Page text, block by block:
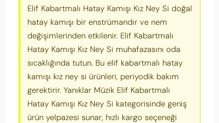
Elif Kabartmalı Hatay Kamışı Kız Ney Si doğal
hatay kamışı bir enstrümandır ve nem
değişimlerinden etkilenir. Elif Kabartmalı
Hatay Kamışı Kız Ney Si muhafazasını oda
sıcaklığında tutun. Bu elif kabartmalı hatay
kamışı kız ney si ürünleri, periyodik bakım
gerektirir. Yanıklar Müzik Elif Kabartmalı
Hatay Kamışı Kız Ney Si kategorisinde geniş
ürün yelpazesi sunar, hızlı kargo seçeneği